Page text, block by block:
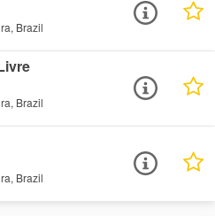
Brazil
Brazil
Brazil